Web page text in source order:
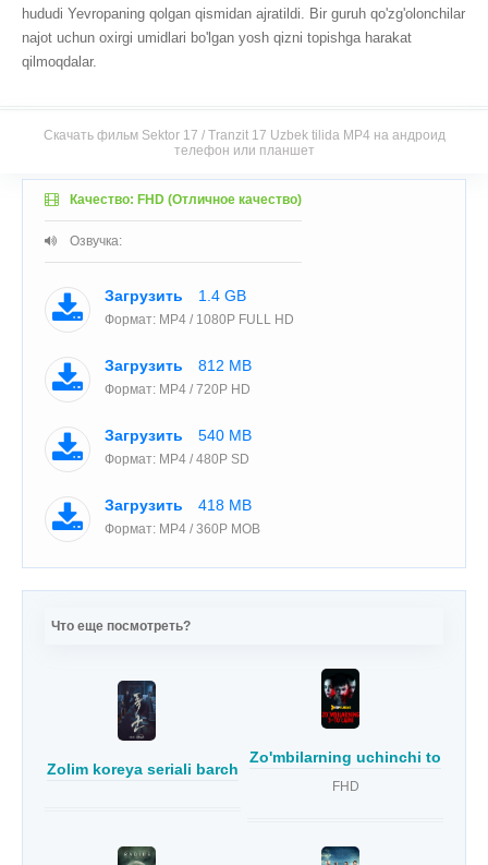
hududi Yevropaning qolgan qismidan ajratildi. Bir guruh qo'zg'olonchilar
najot uchun oxirgi umidlari bo'lgan yosh qizni topishga harakat
qilmoqdalar.
Скачать фильм Sektor 17 / Tranzit 17 Uzbek tilida MP4 на андроид
телефон или планшет
Качество: FHD (Отличное качество)
Озвучка:
Загрузить 1.4 GB
Формат: MP4 / 1080P FULL HD
Загрузить 812 MB
Формат: MP4 / 720P HD
Загрузить 540 MB
Формат: MP4 / 480P SD
Загрузить 418 MB
Формат: MP4 / 360P MOB
Что еще посмотреть?
Zolim koreya seriali barcha qismlar Dorama Uzbek Tilida
Zo'mbilarning uchinchi to'lqini
FHD